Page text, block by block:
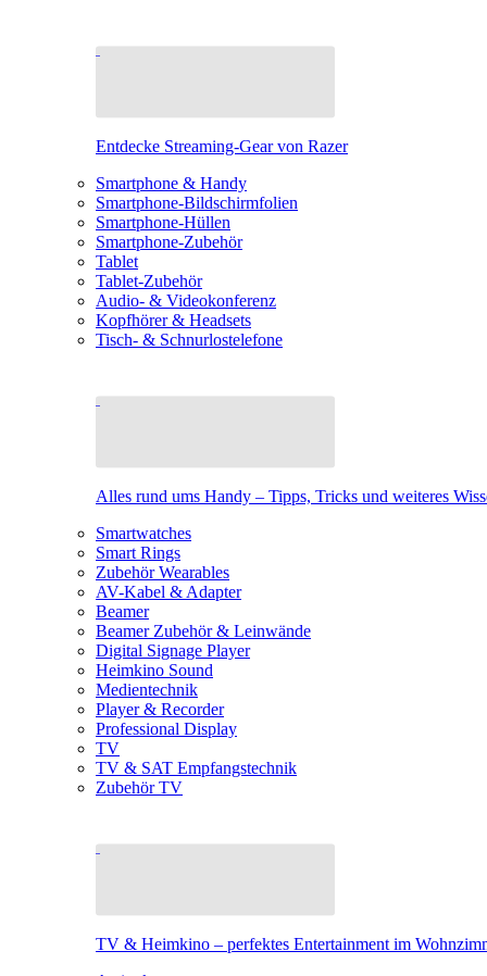
Entdecke Streaming-Gear von Razer
Smartphone & Handy
Smartphone-Bildschirmfolien
Smartphone-Hüllen
Smartphone-Zubehör
Tablet
Tablet-Zubehör
Audio- & Videokonferenz
Kopfhörer & Headsets
Tisch- & Schnurlostelefone
Alles rund ums Handy – Tipps, Tricks und weiteres
Smartwatches
Smart Rings
Zubehör Wearables
AV-Kabel & Adapter
Beamer
Beamer Zubehör & Leinwände
Digital Signage Player
Heimkino Sound
Medientechnik
Player & Recorder
Professional Display
TV
TV & SAT Empfangstechnik
Zubehör TV
TV & Heimkino – perfektes Entertainment im